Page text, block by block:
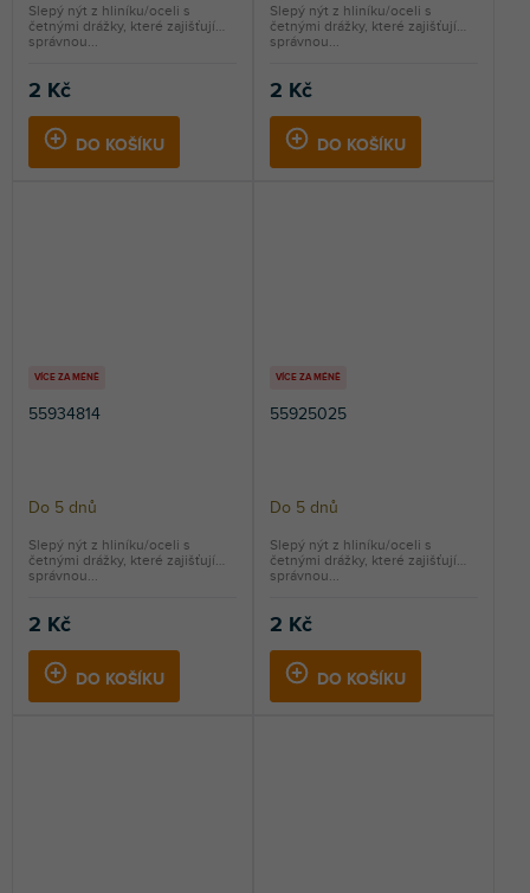
2 Kč
DO KOŠÍKU
Slepý nýt z hliníku/oceli s
četnými drážky, které zajišťují
správnou...
2 Kč
DO KOŠÍKU
Slepý nýt z hliníku/oceli s
četnými drážky, které zajišťují
správnou...
VÍCE ZA MÉNĚ
55934814
Do 5 dnů
2 Kč
DO KOŠÍKU
Slepý nýt z hliníku/oceli s
četnými drážky, které zajišťují
správnou...
VÍCE ZA MÉNĚ
55925025
Do 5 dnů
2 Kč
DO KOŠÍKU
Slepý nýt z hliníku/oceli s
četnými drážky, které zajišťují
správnou...